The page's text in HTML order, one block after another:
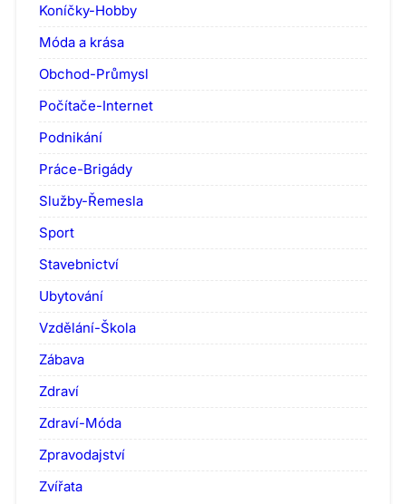
Koníčky-Hobby
Móda a krása
Obchod-Průmysl
Počítače-Internet
Podnikání
Práce-Brigády
Služby-Řemesla
Sport
Stavebnictví
Ubytování
Vzdělání-Škola
Zábava
Zdraví
Zdraví-Móda
Zpravodajství
Zvířata